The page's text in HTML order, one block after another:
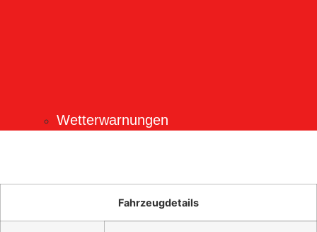
Wetterwarnungen
Fahrzeugdetails